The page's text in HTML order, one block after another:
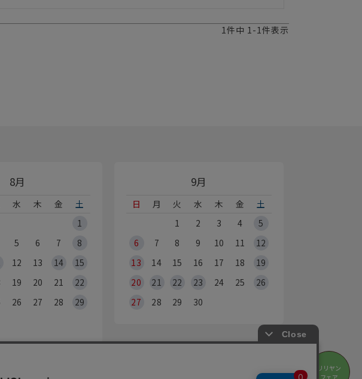
リリヤン
フェア
1件中 1-1件表示
8月
水 木 金
土
1
5 6 7
8
12 13 14
15
19 20 21
22
26 27 28
29
9月
日 月 火 水 木 金
土
1
2 3 4
5
6
7 8 9 10 11
12
13
14 15 16 17 18
19
20
21 22 23 24 25
26
27
28 29 30
※Webからのご注文は、24時間承っております